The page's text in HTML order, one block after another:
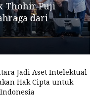
Thohir Puji
dari
Jadi Aset Intelektual
Hak Cipta untuk